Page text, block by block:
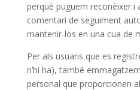
perquè puguem reconèixer i
comentari de seguiment
mantenir-los en una cua de
Per als usuaris que es
n’hi ha), també
personal que proporcionen